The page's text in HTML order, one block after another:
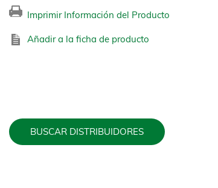
Imprimir Información del Producto
Añadir a la ficha de producto
BUSCAR DISTRIBUIDORES